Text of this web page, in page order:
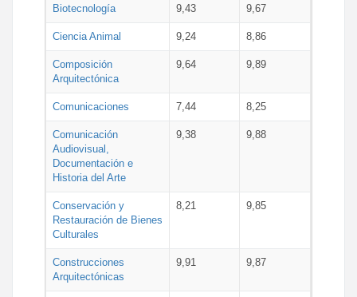
Biotecnología 9,43 9,67
Ciencia Animal 9,24 8,86
Composición
Arquitectónica
9,64 9,89
Comunicaciones 7,44 8,25
Comunicación
Audiovisual,
Documentación e
Historia del Arte
9,38 9,88
Conservación y
Restauración de Bienes
Culturales
8,21 9,85
Construcciones
Arquitectónicas
9,91 9,87